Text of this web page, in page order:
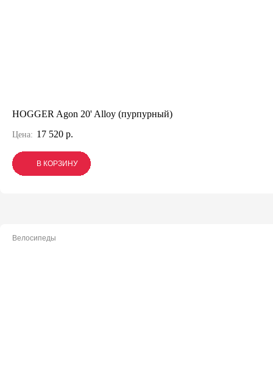
HOGGER Agon 20' Alloy (пурпурный)
Цена: 17 520 р.
В КОРЗИНУ
В КОРЗИНУ
В КОРЗИНУ
Велосипеды